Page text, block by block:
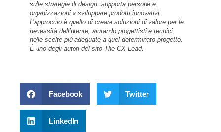
sulle strategie di design, supporta persone e
organizzazioni a sviluppare prodotti innovativi.
L’approccio è quello di creare soluzioni di valore per le
necessità dell’utente, aiutando progettisti e tecnici
nelle scelte più adeguate a quel determinato progetto.
È uno degli autori del sito The CX Lead.
Facebook Twitter
LinkedIn